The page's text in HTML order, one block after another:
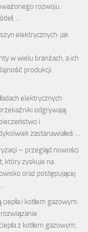
rozwoju.
…
elektrycznych: jak
w wielu branżach, a ich
produkcji.
elektrycznych
odgrywają
i
zastanawiałeś …
– przegląd nowości
który zyskuje na
oraz postępującej
i kotłem gazowym:
z kotłem gazowym,